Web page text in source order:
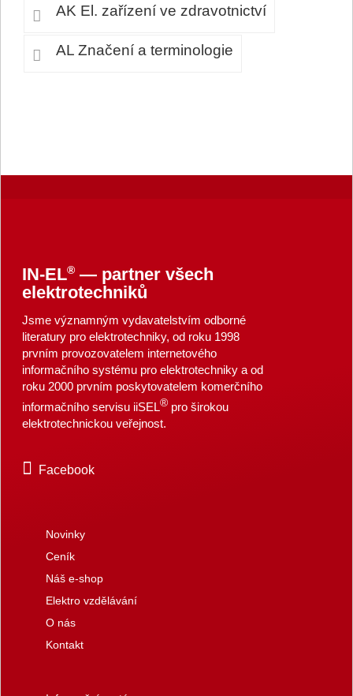
AK El. zařízení ve zdravotnictví
AL Značení a terminologie
IN-EL®— partner všech
elektrotechniků
Jsme významným vydavatelstvím odborné
literatury pro elektrotechniky, od roku 1998
prvním provozovatelem internetového
informačního systému pro elektrotechniky a od
roku 2000 prvním poskytovatelem komerčního
informačního servisu iiSEL®pro širokou
elektrotechnickou veřejnost.
Facebook
Novinky
Ceník
Náš e-shop
Elektro vzdělávání
O nás
Kontakt